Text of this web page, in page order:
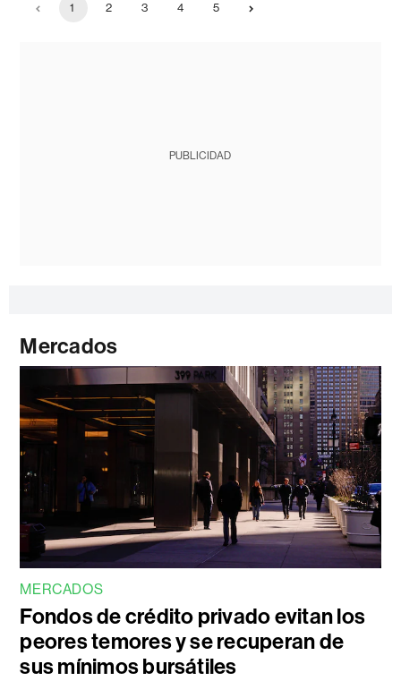
1 2 3 4 5
PUBLICIDAD
Mercados
MERCADOS
Fondos de crédito privado evitan los
peores temores y se recuperan de
sus mínimos bursátiles